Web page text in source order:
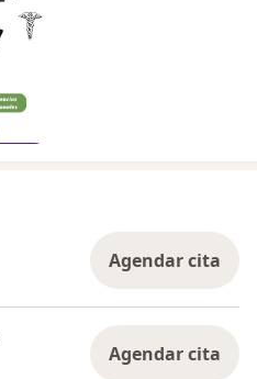
Agendar cita
Agendar cita